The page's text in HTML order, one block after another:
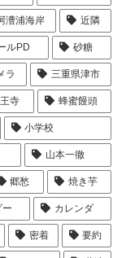
漕浦海岸 近隣
ルPD 砂糖
ラ 三重県津市
寺 蜂蜜饅頭
小学校
山本一徹
郷愁 焼き芋
ー カレンダ
密着 要約